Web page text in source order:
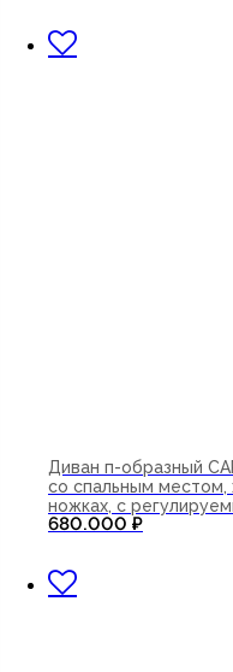
Диван п-образный
со спальным местом,
ножках, с
680.000 ₽